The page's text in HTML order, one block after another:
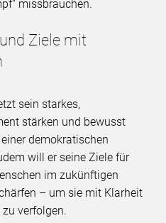
missbrauchen.
Ziele mit
sein starkes,
stärken und bewusst
demokratischen
will er seine Ziele für
im zukünftigen
– um sie mit Klarheit
verfolgen.